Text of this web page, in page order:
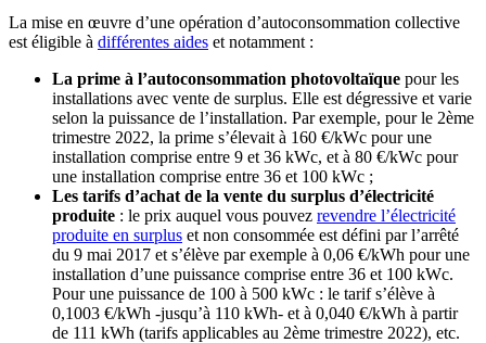
La mise en œuvre d’une opération d’autoconsommation collective
est éligible à différentes aides et notamment :
La prime à l’autoconsommation photovoltaïque pour les
installations avec vente de surplus. Elle est dégressive et varie
selon la puissance de l’installation. Par exemple, pour le 2ème
trimestre 2022, la prime s’élevait à 160 €/kWc pour une
installation comprise entre 9 et 36 kWc, et à 80 €/kWc pour
une installation comprise entre 36 et 100 kWc ;
Les tarifs d’achat de la vente du surplus d’électricité
produite : le prix auquel vous pouvez revendre l’électricité
produite en surplus et non consommée est défini par l’arrêté
du 9 mai 2017 et s’élève par exemple à 0,06 €/kWh pour une
installation d’une puissance comprise entre 36 et 100 kWc.
Pour une puissance de 100 à 500 kWc : le tarif s’élève à
0,1003 €/kWh -jusqu’à 110 kWh- et à 0,040 €/kWh à partir
de 111 kWh (tarifs applicables au 2ème trimestre 2022), etc.